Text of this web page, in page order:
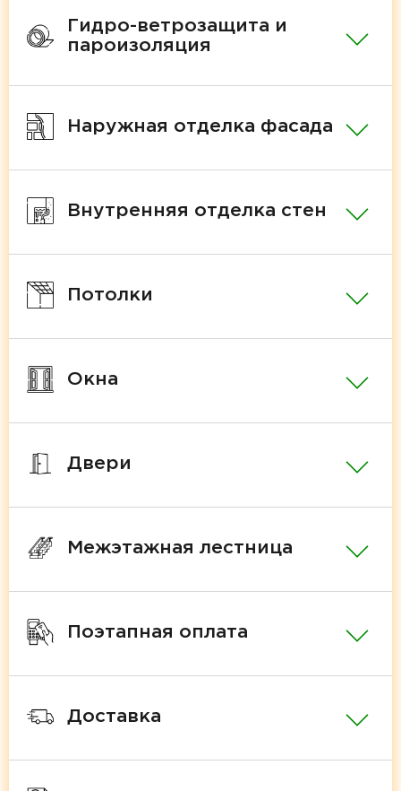
Гидро-ветрозащита и
пароизоляция
Наружная отделка фасада
Внутренняя отделка стен
Потолки
Окна
Двери
Межэтажная лестница
Поэтапная оплата
Доставка